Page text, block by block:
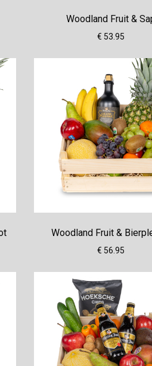
Woodland Fruit &
€ 53.95
Woodland Fruit &
€ 56.95